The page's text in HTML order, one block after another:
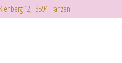
12, 3594 Franzen